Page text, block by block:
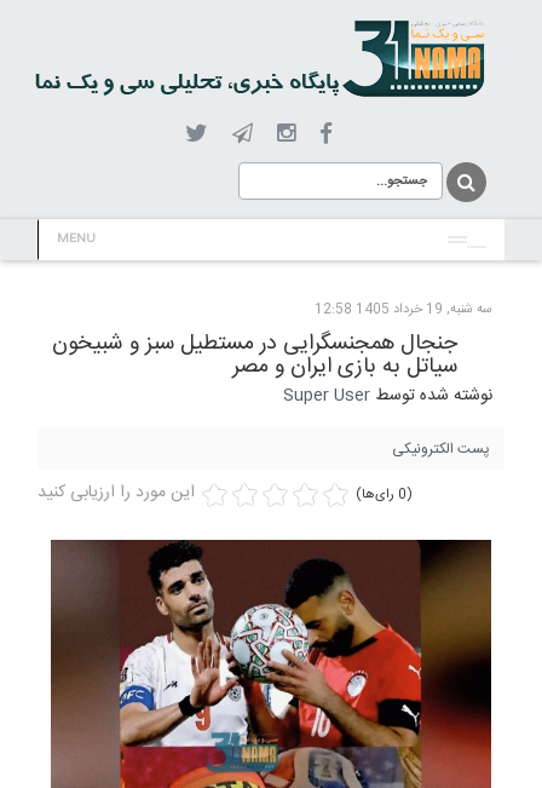
MENU
سه شنبه, 19 خرداد 1405 12:58
جنجال همجنسگرایی در مستطیل سبز و شبیخون
سیاتل به بازی ایران و مصر
نوشته شده توسط Super User
پست الکترونیکی
این مورد را ارزیابی کنید (0 رای‌ها)